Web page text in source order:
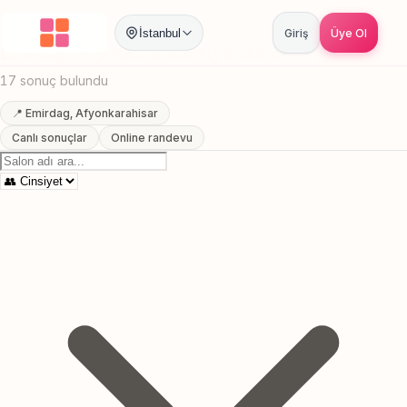
İstanbul Giriş Üye Ol
Anasayfa / Afyonkarahisar Emirdag Hydrafacial
Emirdag, Afyonkarahisar Hydrafacial
17 sonuç bulundu
📍 Emirdag, Afyonkarahisar
Canlı sonuçlar
Online randevu